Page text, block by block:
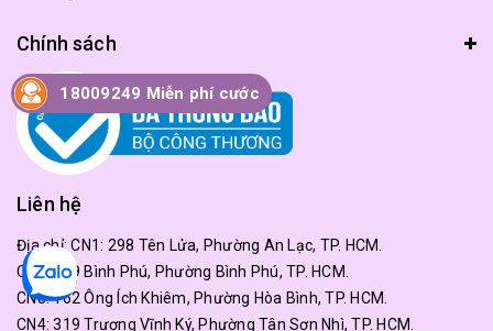
Chính sách
Liên hệ
Địa chỉ:CN1: 298 Tên Lửa, Phường An Lạc, TP. HCM.
CN2: 179 Bình Phú, Phường Bình Phú, TP. HCM.
CN3: 162 Ông Ích Khiêm, Phường Hòa Bình, TP. HCM.
CN4: 319 Trương Vĩnh Ký, Phường Tân Sơn Nhì, TP. HCM.
18009249 Miễn phí cước